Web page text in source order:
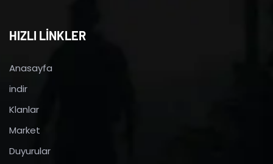
HIZLI LİNKLER
Anasayfa
indir
Klanlar
Market
Duyurular